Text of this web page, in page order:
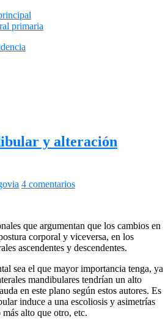
primaria
y alteración
4 comentarios
que argumentan que los cambios en
corporal y viceversa, en los
ascendentes y descendentes.
sea el que mayor importancia tenga, ya
mandibulares tendrían un alto
en este plano según estos autores. Es
induce a una escoliosis y asimetrías
alto que otro, etc.